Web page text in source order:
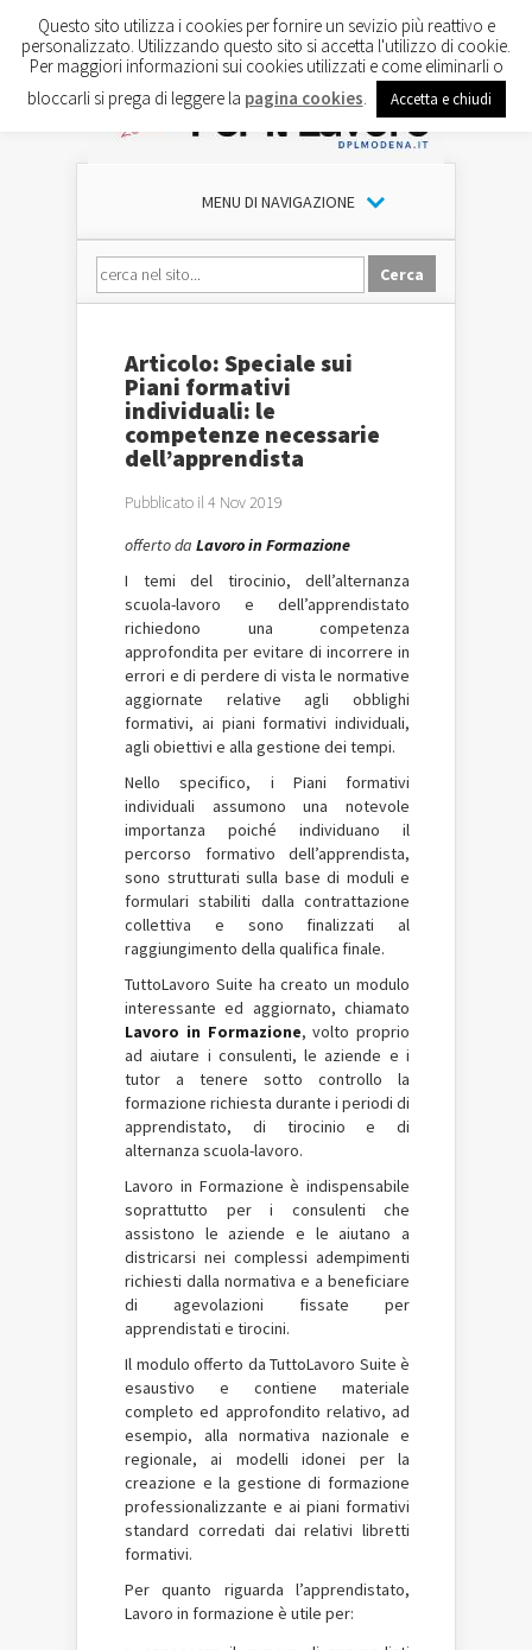
MENU DI NAVIGAZIONE
Articolo: Speciale sui
Piani formativi
individuali: le
competenze necessarie
dell’apprendista
Pubblicato il 4 Nov 2019
offerto da Lavoro in Formazione
I temi del tirocinio, dell’alternanza
scuola-lavoro e dell’apprendistato
richiedono una competenza
approfondita per evitare di incorrere in
errori e di perdere di vista le normative
aggiornate relative agli obblighi
formativi, ai piani formativi individuali,
agli obiettivi e alla gestione dei tempi.
Nello specifico, i Piani formativi
individuali assumono una notevole
importanza poiché individuano il
percorso formativo dell’apprendista,
sono strutturati sulla base di moduli e
formulari stabiliti dalla contrattazione
collettiva e sono finalizzati al
raggiungimento della qualifica finale.
TuttoLavoro Suite ha creato un modulo
interessante ed aggiornato, chiamato
Lavoro in Formazione, volto proprio
ad aiutare i consulenti, le aziende e i
tutor a tenere sotto controllo la
formazione richiesta durante i periodi di
apprendistato, di tirocinio e di
alternanza scuola-lavoro.
Lavoro in Formazione è indispensabile
soprattutto per i consulenti che
assistono le aziende e le aiutano a
districarsi nei complessi adempimenti
richiesti dalla normativa e a beneficiare
di agevolazioni fissate per
apprendistati e tirocini.
Il modulo offerto da TuttoLavoro Suite è
esaustivo e contiene materiale
completo ed approfondito relativo, ad
esempio, alla normativa nazionale e
regionale, ai modelli idonei per la
creazione e la gestione di formazione
professionalizzante e ai piani formativi
standard corredati dai relativi libretti
formativi.
Per quanto riguarda l’apprendistato,
Lavoro in formazione è utile per:
Questo sito utilizza i cookies per fornire un sevizio più reattivo e
personalizzato. Utilizzando questo sito si accetta l'utilizzo di cookie.
Per maggiori informazioni sui cookies utilizzati e come eliminarli o
bloccarli si prega di leggere la pagina cookies Accetta e chiudi